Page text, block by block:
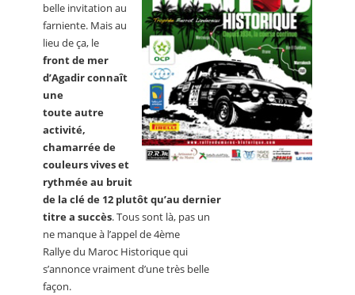
belle invitation au
farniente. Mais au
lieu de ça, le
front de mer
d’Agadir connaît
une
toute autre
activité,
chamarrée de
couleurs vives et
rythmée au bruit
de la clé de 12 plutôt qu’au dernier
titre a succès. Tous sont là, pas un
ne manque à l’appel de 4ème
Rallye du Maroc Historique qui
s’annonce vraiment d’une très belle
façon.